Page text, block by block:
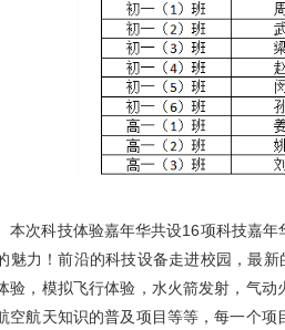
次科技体验嘉年华共设16项科技嘉年
魅力！前沿的科技设备走进校园，最
验，模拟飞行体验，水火箭发射，气
空航天知识的普及项目等等，每一个